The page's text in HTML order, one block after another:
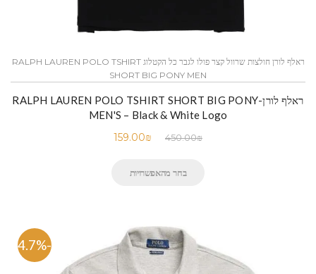
ראלף לורן חולצות שרוול קצר פולו לגבר כל הקטלוג RALPH LAUREN POLO TSHIRT
SHORT BIG PONY MEN
ראלף לורן-RALPH LAUREN POLO TSHIRT SHORT BIG PONY
MEN'S – Black & White Logo
450.00₪
159.00₪
בחר מהאפשרויות
-64.7%